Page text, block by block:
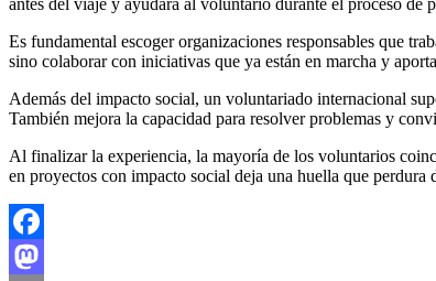
antes del viaje y ayudará al voluntario durante el proceso de
Es fundamental escoger organizaciones responsables que
sino colaborar con iniciativas que ya están en marcha y
Además del impacto social, un voluntariado internacional
También mejora la capacidad para resolver problemas y
Al finalizar la experiencia, la mayoría de los voluntarios
en proyectos con impacto social deja una huella que
Facebook